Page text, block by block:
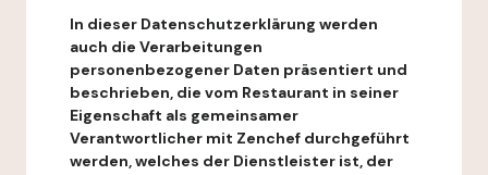
In dieser Datenschutzerklärung werden
auch die Verarbeitungen
personenbezogener Daten präsentiert und
beschrieben, die vom Restaurant in seiner
Eigenschaft als gemeinsamer
Verantwortlicher mit Zenchef durchgeführt
werden, welches der Dienstleister ist, der